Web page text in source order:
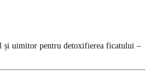
și uimitor pentru detoxifierea ficatului –